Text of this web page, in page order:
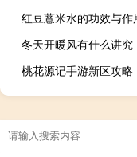
冬天开暖风有什么讲究
桃花源记手游新区攻略